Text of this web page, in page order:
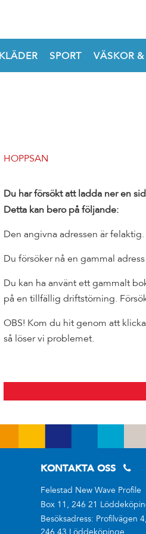
KLÄDER SPORT VÄSKOR &
HOPPSAN
Du har försökt att ladda ner en
Detta kan bero på följande:
Den angivna adressen är
Du försöker nå en gammal
Du kan ha använt ett gammalt
på en tillfällig driftstörning.
OBS! Kom du hit genom att
så löser vi problemet.
KONTAKTA OSS
Felestad New Wave Profile
Box 11, 246 21
Besöksadress: Profilvägen 4,